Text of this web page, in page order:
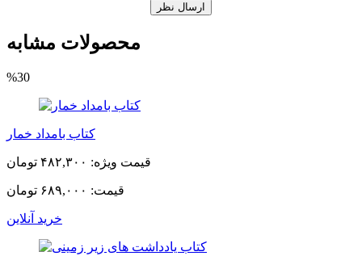
ارسال نظر
محصولات مشابه
%30
کتاب بامداد خمار
قیمت ویژه: ۴۸۲,۳۰۰ تومان
قیمت: ۶۸۹,۰۰۰ تومان
خرید آنلاین